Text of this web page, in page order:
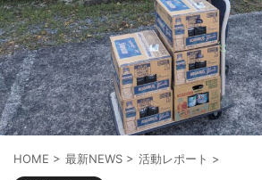
HOME > 最新NEWS > 活動レポート >